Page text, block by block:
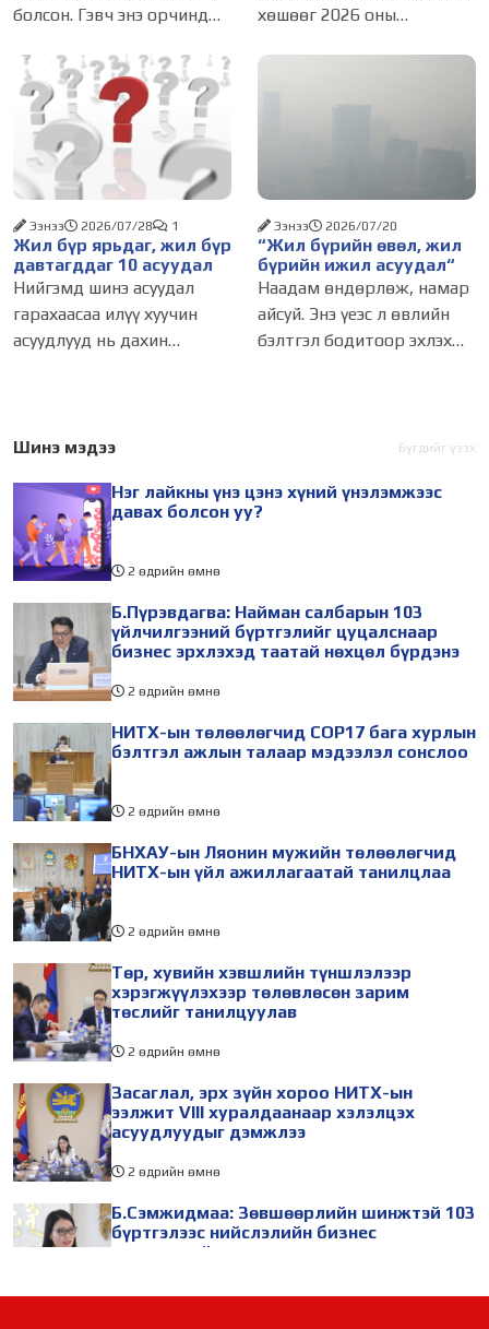
болсон. Гэвч энэ орчинд
амжилт, тэр ч байтугай
хүний үнэ цэнийг хүртэл
лайк, шэйр, дагагчийн
тоогоор хэмжих хандлага
газар авч
хөшөөг 2026 оны
03.00 цагт
Засаг дарга бөгөөд
Захирагч
Жил бүр ярьдаг, жил бүр
давтагддаг 10 асуудал
Ээнээ 2026/07/28 1
Нийгэмд шинэ асуудал
гарахаасаа илүү хуучин
асуудлууд нь дахин
үер, намар болохоор
бүрт асуудал нь л
“Жил бүрийн өвөл, жил
бүрийн ижил асуудал“
Ээнээ 2026/07/20
Наадам өндөрлөж, намар
айсуй. Энэ үеэс л өвлийн
бэлтгэл бодитоор эхлэх
мөстөж, хот түгжирч,
болгонд "гэнэтийн
Шинэ мэдээ Бүгдийг үзэх
Нэг лайкны үнэ цэнэ хүний үнэлэмжээс
давах болсон уу?
2 өдрийн өмнө
Б.Пүрэвдагва: Найман салбарын 103
үйлчилгээний бүртгэлийг цуцалснаар
бизнес эрхлэхэд таатай нөхцөл бүрдэнэ
2 өдрийн өмнө
НИТХ-ын төлөөлөгчид COP17 бага хурлын
бэлтгэл ажлын талаар мэдээлэл сонслоо
2 өдрийн өмнө
БНХАУ-ын Ляонин мужийн төлөөлөгчид
НИТХ-ын үйл ажиллагаатай танилцлаа
2 өдрийн өмнө
Төр, хувийн хэвшлийн түншлэлээр
хэрэгжүүлэхээр төлөвлөсөн зарим
төслийг танилцуулав
2 өдрийн өмнө
Засаглал, эрх зүйн хороо НИТХ-ын
ээлжит VIII хуралдаанаар хэлэлцэх
асуудлуудыг дэмжлээ
2 өдрийн өмнө
Б.Сэмжидмаа: Зөвшөөрлийн шинжтэй 103
бүртгэлээс нийслэлийн бизнес
эрхлэгчдийг чөлөөллөө